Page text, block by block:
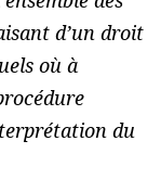
d’un droit
où à
du